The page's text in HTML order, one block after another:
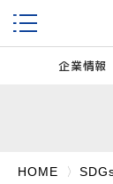
企業情報
HOME